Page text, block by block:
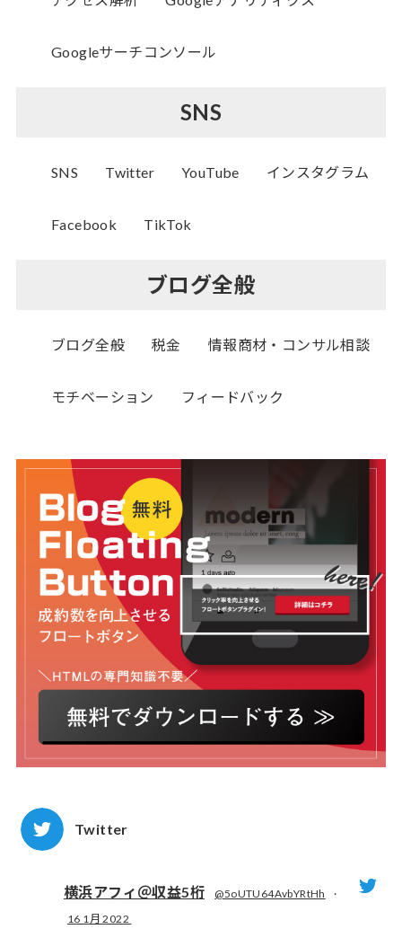
Googleサーチコンソール
SNS
SNS Twitter YouTube インスタグラム
Facebook TikTok
ブログ全般
ブログ全般 税金 情報商材・コンサル相談
モチベーション フィードバック
Twitter
横浜アフィ＠収益5桁 @5oUTU64AvbYRtHh
·
16 1月 2022